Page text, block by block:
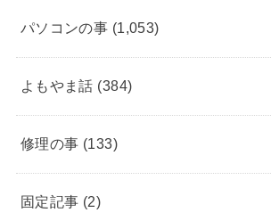
パソコンの事 (1,053)
よもやま話 (384)
修理の事 (133)
固定記事 (2)